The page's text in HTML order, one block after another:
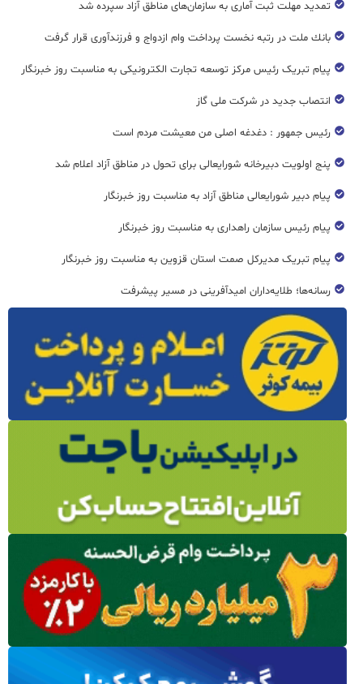
تمدید مهلت ثبت آماری به سازمان‌های مناطق آزاد سپرده شد
بانك ملت در رتبه نخست پرداخت وام ازدواج و فرزندآوری قرار گرفت
پیام تبریک رئیس مرکز توسعه تجارت الکترونیکی به مناسبت روز خبرنگار
انتصاب جدید در شرکت ملی گاز
رئیس جمهور : دغدغه اصلی من معیشت مردم است
پنج اولویت دبیرخانه شورایعالی برای تحول در مناطق آزاد اعلام شد
پیام دبیر شورایعالی مناطق آزاد به مناسبت روز خبرنگار
پیام رئیس سازمان راهداری به مناسبت روز خبرنگار
پیام تبریک مدیرکل صمت استان قزوین به مناسبت روز خبرنگار
رسانه‌ها؛ طلایه‌داران امیدآفرینی در مسیر پیشرفت